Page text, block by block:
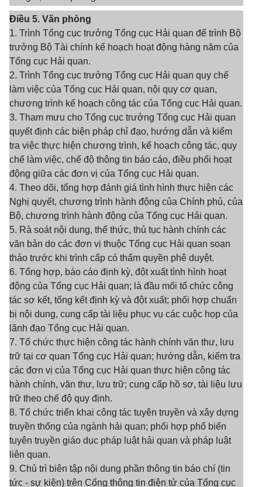
Điều 5. Văn phòng
1. Trình Tổng cục trưởng Tổng cục Hải quan để trình Bộ
trưởng Bộ Tài chính kế hoạch hoạt động hàng năm của
Tổng cục Hải quan.
2. Trình Tổng cục trưởng Tổng cục Hải quan quy chế
làm việc của Tổng cục Hải quan, nội quy cơ quan,
chương trình kế hoạch công tác của Tổng cục Hải quan.
3. Tham mưu cho Tổng cục trưởng Tổng cục Hải quan
quyết định các biện pháp chỉ đạo, hướng dẫn và kiểm
tra việc thực hiện chương trình, kế hoạch công tác, quy
chế làm việc, chế độ thông tin báo cáo, điều phối hoạt
động giữa các đơn vị của Tổng cục Hải quan.
4. Theo dõi, tổng hợp đánh giá tình hình thực hiện các
Nghị quyết, chương trình hành động của Chính phủ, của
Bộ, chương trình hành động của Tổng cục Hải quan.
5. Rà soát nội dung, thể thức, thủ tục hành chính các
văn bản do các đơn vị thuộc Tổng cục Hải quan soạn
thảo trước khi trình cấp có thẩm quyền phê duyệt.
6. Tổng hợp, báo cáo định kỳ, đột xuất tình hình hoạt
động của Tổng cục Hải quan; là đầu mối tổ chức công
tác sơ kết, tổng kết định kỳ và đột xuất; phối hợp chuẩn
bị nội dung, cung cấp tài liệu phục vụ các cuộc họp của
lãnh đạo Tổng cục Hải quan.
7. Tổ chức thực hiện công tác hành chính văn thư, lưu
trữ tại cơ quan Tổng cục Hải quan; hướng dẫn, kiểm tra
các đơn vị của Tổng cục Hải quan thực hiện công tác
hành chính, văn thư, lưu trữ; cung cấp hồ sơ, tài liệu lưu
trữ theo chế độ quy định.
8. Tổ chức triển khai công tác tuyên truyền và xây dựng
truyền thống của ngành hải quan; phối hợp phổ biến
tuyên truyền giáo dục pháp luật hải quan và pháp luật
liên quan.
9. Chủ trì biên tập nội dung phần thông tin báo chí (tin
tức - sự kiện) trên Cổng thông tin điện tử của Tổng cục